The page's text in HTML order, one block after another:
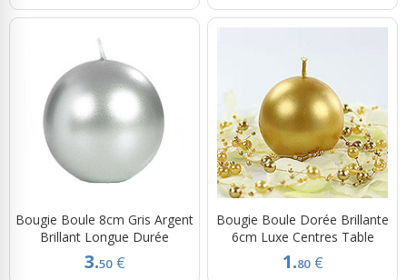
Bougie Boule 8cm Gris Argent
Brillant Longue Durée
3.50 €
Bougie Boule Dorée Brillante
6cm Luxe Centres Table
1.80 €